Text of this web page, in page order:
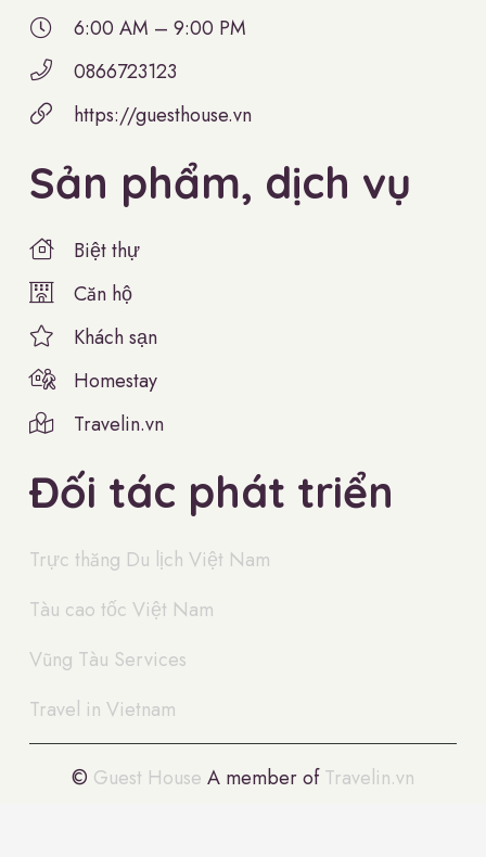
6:00 AM – 9:00 PM
0866723123
https://guesthouse.vn
Sản phẩm, dịch vụ
Biệt thự
Căn hộ
Khách sạn
Homestay
Travelin.vn
Đối tác phát triển
Trực thăng Du lịch Việt Nam
Tàu cao tốc Việt Nam
Vũng Tàu Services
Travel in Vietnam
© Guest House A member ofTravelin.vn